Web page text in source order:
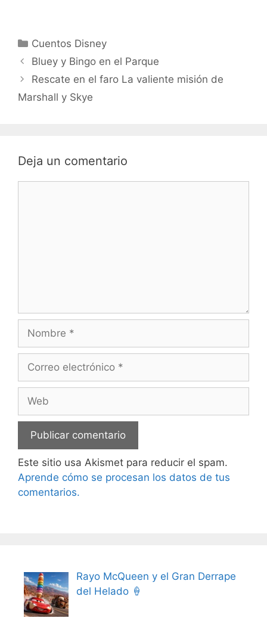
Categorías
Cuentos Disney
Bluey y Bingo en el Parque
Rescate en el faro La valiente misión de
Marshall y Skye
Deja un comentario
Nombre
Correo
Web
Este sitio usa Akismet para reducir el spam.
Aprende cómo se procesan los datos de tus
comentarios.
Rayo McQueen y el Gran Derrape
del Helado 🍦